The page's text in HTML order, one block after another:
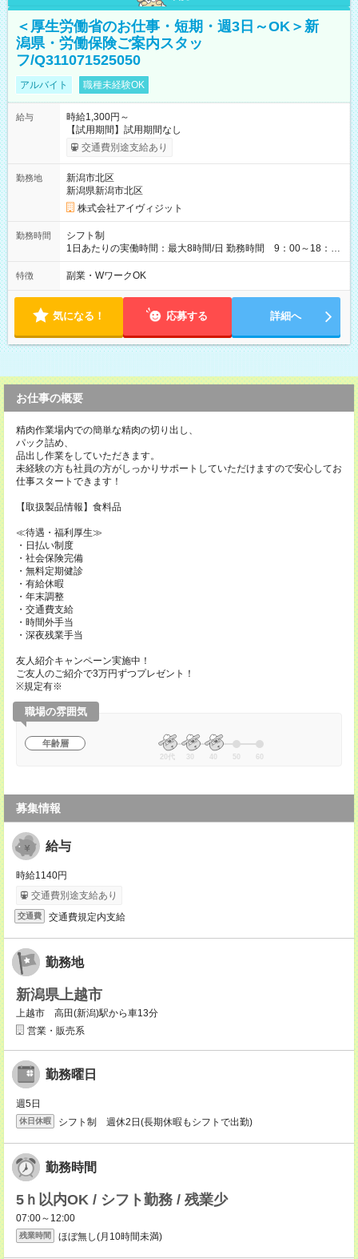
＜厚生労働省のお仕事・短期・週3日～OK＞新
潟県・労働保険ご案内スタッ
フ/Q311071525050
アルバイト 職種未経験OK
給与
時給1,300円～
【試用期間】試用期間なし
交通費別途支給あり
勤務地
新潟市北区
新潟県新潟市北区
株式会社アイヴィジット
勤務時間
シフト制
1日あたりの実働時間：最大8時間/日 勤務時間 9：00～18：
00(実働8h、休憩1h) 土日祝含む週3日～OK、シフト制 ※もちろ
ん週5日勤務もOK♪ 勤務期間：2026年8月12日～9月9日※リスト
特徴 副業・WワークOK
気になる！ 応募する 詳細へ
お仕事の概要
精肉作業場内での簡単な精肉の切り出し、
パック詰め、
品出し作業をしていただきます。
未経験の方も社員の方がしっかりサポートしていただけますので安心してお
仕事スタートできます！
【取扱製品情報】食料品
≪待遇・福利厚生≫
・日払い制度
・社会保険完備
・無料定期健診
・有給休暇
・年末調整
・交通費支給
・時間外手当
・深夜残業手当
友人紹介キャンペーン実施中！
ご友人のご紹介で3万円ずつプレゼント！
※規定有※
職場の雰囲気
年齢層
20代 30 40 50 60
募集情報
給与
時給1140円
交通費別途支給あり
交通費 交通費規定内支給
勤務地
新潟県上越市
上越市 高田(新潟)駅から車13分
営業・販売系
勤務曜日
週5日
休日休暇 シフト制 週休2日(長期休暇もシフトで出勤)
勤務時間
5ｈ以内OK / シフト勤務 / 残業少
07:00～12:00
残業時間 ほぼ無し(月10時間未満)